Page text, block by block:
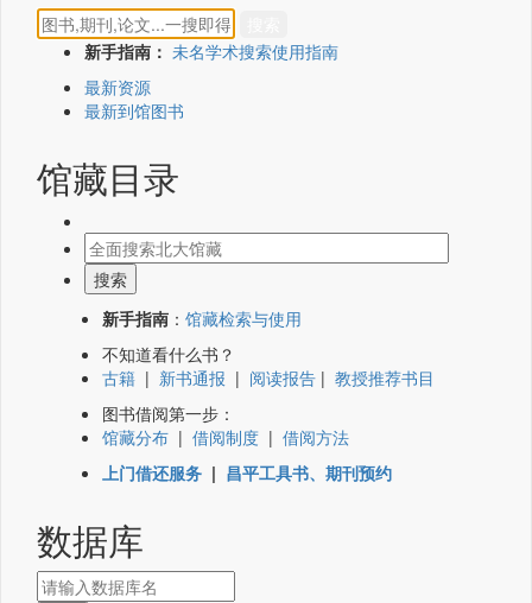
新手指南： 未名学术搜索使用指南
最新资源
最新到馆图书
馆藏目录
新手指南 ： 馆藏检索与使用
不知道看什么书？
古籍 | 新书通报 | 阅读报告 | 教授推荐书目
图书借阅第一步：
馆藏分布 | 借阅制度 | 借阅方法
上门借还服务 | 昌平工具书、期刊预约
数据库